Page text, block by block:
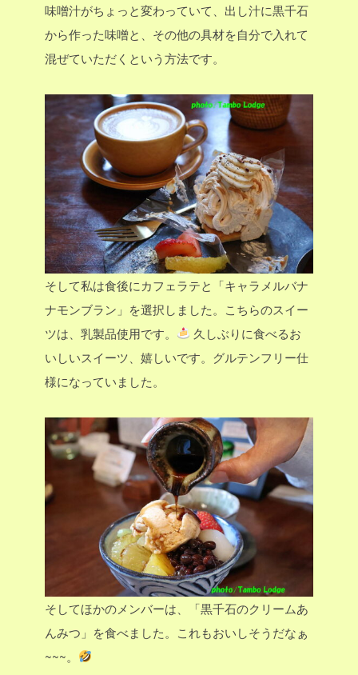
味噌汁がちょっと変わっていて、出し汁に黒千石
から作った味噌と、その他の具材を自分で入れて
混ぜていただくという方法です。
そして私は食後にカフェラテと「キャラメルバナ
ナモンブラン」を選択しました。こちらのスイー
ツは、乳製品使用です。
久しぶりに食べるお
いしいスイーツ、嬉しいです。グルテンフリー仕
様になっていました。
そしてほかのメンバーは、「黒千石のクリームあ
んみつ」を食べました。これもおいしそうだなぁ
~~~。